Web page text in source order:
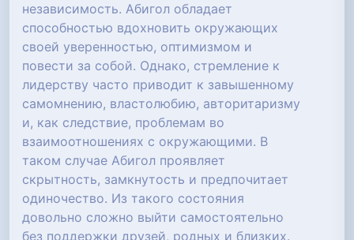
независимость. Абигол обладает
способностью вдохновить окружающих
своей уверенностью, оптимизмом и
повести за собой. Однако, стремление к
лидерству часто приводит к завышенному
самомнению, властолюбию, авторитаризму
и, как следствие, проблемам во
взаимоотношениях с окружающими. В
таком случае Абигол проявляет
скрытность, замкнутость и предпочитает
одиночество. Из такого состояния
довольно сложно выйти самостоятельно
без поддержки друзей, родных и близких.